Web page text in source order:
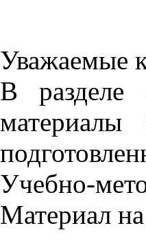
Уважаемые
В разделе
материалы
Учебно-
Материал